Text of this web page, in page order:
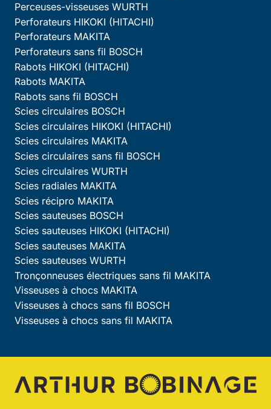
Perceuses-visseuses WURTH
Perforateurs HIKOKI (HITACHI)
Perforateurs MAKITA
Perforateurs sans fil BOSCH
Rabots HIKOKI (HITACHI)
Rabots MAKITA
Rabots sans fil BOSCH
Scies circulaires BOSCH
Scies circulaires HIKOKI (HITACHI)
Scies circulaires MAKITA
Scies circulaires sans fil BOSCH
Scies circulaires WURTH
Scies radiales MAKITA
Scies récipro MAKITA
Scies sauteuses BOSCH
Scies sauteuses HIKOKI (HITACHI)
Scies sauteuses MAKITA
Scies sauteuses WURTH
Tronçonneuses électriques sans fil MAKITA
Visseuses à chocs MAKITA
Visseuses à chocs sans fil BOSCH
Visseuses à chocs sans fil MAKITA